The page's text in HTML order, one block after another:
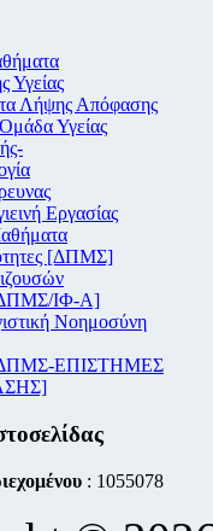
Υγείας
Λήψης Απόφασης
Υγείας
Εργασίας
[ΔΠΜΣ]
ΙΦ-Α]
Νοημοσύνη
[ΔΠΜΣ-ΕΠΙΣΤΗΜΕΣ
: 1055078